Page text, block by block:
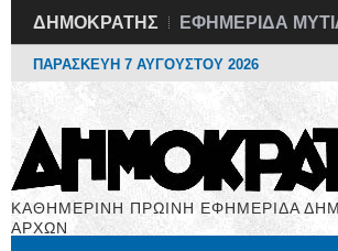
ΔΗΜΟΚΡΑΤΗΣ ΕΦΗΜΕΡΙΔΑ
ΠΑΡΑΣΚΕΥΗ 7 ΑΥΓΟΥΣΤΟΥ 2026
ΚΑΘΗΜΕΡΙΝΗ ΠΡΩΙΝΗ ΕΦΗΜΕΡΙΔΑ
ΑΡΧΩΝ